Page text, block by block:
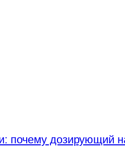
почему дозирующий